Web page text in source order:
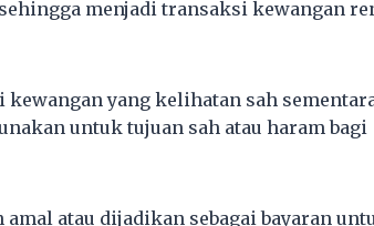
menjadi transaksi kewangan
yang kelihatan sah
untuk tujuan sah atau haram bagi
atau dijadikan sebagai bayaran